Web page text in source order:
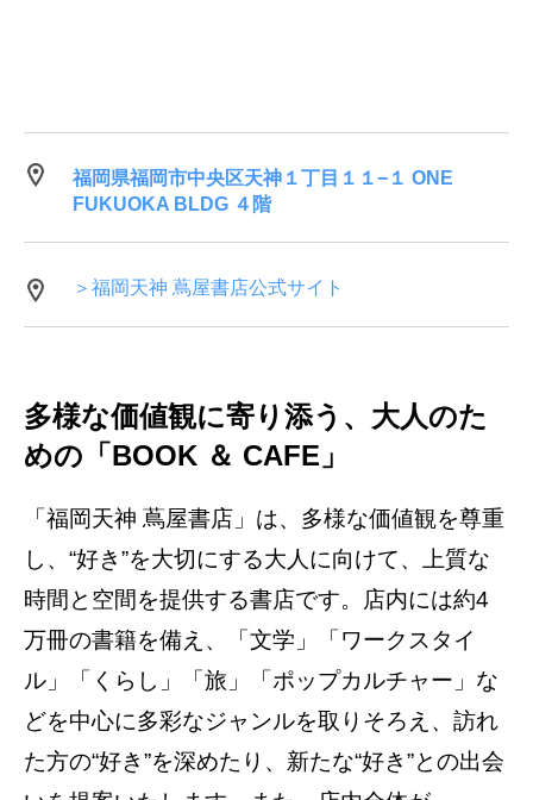
福岡県福岡市中央区天神１丁目１１−１ ONE
FUKUOKA BLDG ４階
＞福岡天神 蔦屋書店公式サイト
多様な価値観に寄り添う、大人のた
めの「BOOK ＆ CAFE」
「福岡天神 蔦屋書店」は、多様な価値観を尊重
し、“好き”を大切にする大人に向けて、上質な
時間と空間を提供する書店です。店内には約4
万冊の書籍を備え、「文学」「ワークスタイ
ル」「くらし」「旅」「ポップカルチャー」な
どを中心に多彩なジャンルを取りそろえ、訪れ
た方の“好き”を深めたり、新たな“好き”との出会